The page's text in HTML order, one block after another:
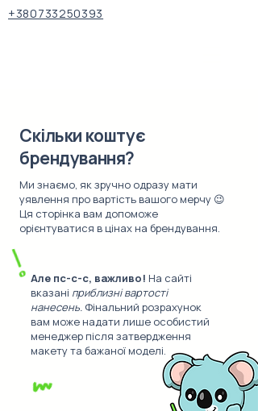
+380733250393
Скільки коштує
брендування?
Ми знаємо, як зручно одразу мати
уявлення про вартість вашого мерчу 😉
Ця сторінка вам допоможе
орієнтуватися в цінах на брендування.
Але пс-с-с, важливо! На сайті
вказані приблизні вартості
нанесень. Фінальний розрахунок
вам може надати лише особистий
менеджер після затвердження
макету та бажаної моделі.